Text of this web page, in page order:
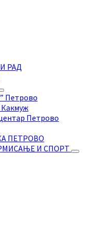
РАД
Петрово
Петрово
ПЕТРОВО
И СПОРТ